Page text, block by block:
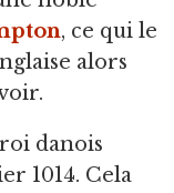
, ce qui le
alors
danois
1014. Cela